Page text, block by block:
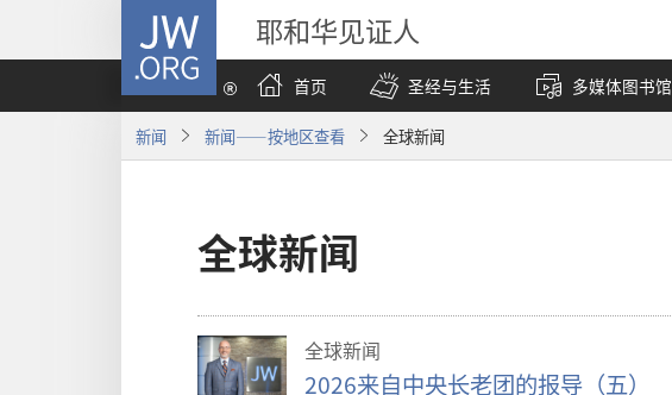
JW.ORG 耶和华见证人
首页
圣经与生活 多媒体图书馆
新闻 新闻——按地区查看 全球新闻
全球新闻
全球新闻
2026来自中央长老团的报导（五）